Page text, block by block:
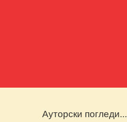
Ауторски погледи...